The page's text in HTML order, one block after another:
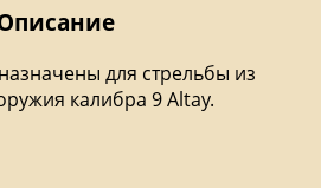
для стрельбы из
калибра 9 Altay.